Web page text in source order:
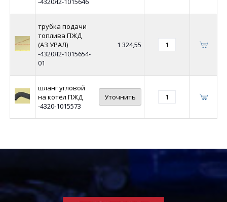
трубка подачи
топлива ПЖД
(АЗ УРАЛ)
-4320Я2-1015654-
01
1 324,55
шланг угловой
на котёл ПЖД
-4320-1015573
Уточнить